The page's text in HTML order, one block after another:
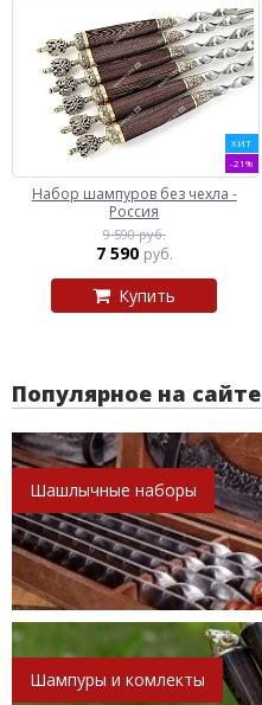
ХИТ
-21%
Набор шампуров без чехла -
Россия
9 590 руб.
7 590 руб.
Купить
Популярное на сайте
Шашлычные наборы
Шампуры и комлекты